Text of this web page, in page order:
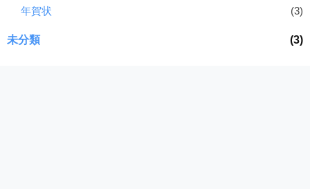
年賀状 (3)
未分類 (3)